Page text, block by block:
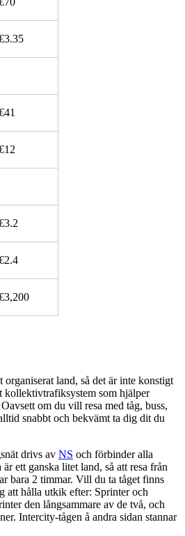
organiserat land, så det är inte konstigt
kollektivtrafiksystem som hjälper
om du vill resa med tåg, buss,
snabbt och bekvämt ta dig dit du
drivs av NS och förbinder alla
ett ganska litet land, så att resa från
bara 2 timmar. Vill du ta tåget finns
att hålla utkik efter: Sprinter och
den långsammare av de två, och
Intercity-tågen å andra sidan stannar